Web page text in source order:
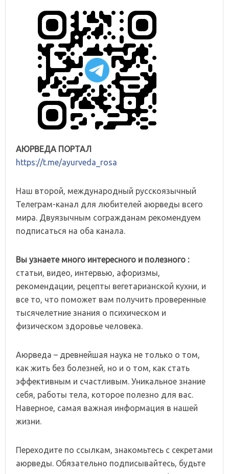
АЮРВЕДА ПОРТАЛ
https://t.me/ayurveda_rosa
Наш второй, международный русскоязычный
Телеграм-канал для любителей аюрведы всего
мира. Двуязычным согражданам рекомендуем
подписаться на оба канала.
Вы узнаете много интересного и полезного :
статьи, видео, интервью, афоризмы,
рекомендации, рецепты вегетарианской кухни, и
все то, что поможет вам получить проверенные
тысячелетние знания о психическом и
физическом здоровье человека.
Аюрведа – древнейшая наука не только о том,
как жить без болезней, но и о том, как стать
эффективным и счастливым. Уникальное знание
себя, работы тела, которое полезно для вас.
Наверное, самая важная информация в нашей
жизни.
Переходите по ссылкам, знакомьтесь с секретами
аюрведы. Обязательно подписывайтесь, будьте